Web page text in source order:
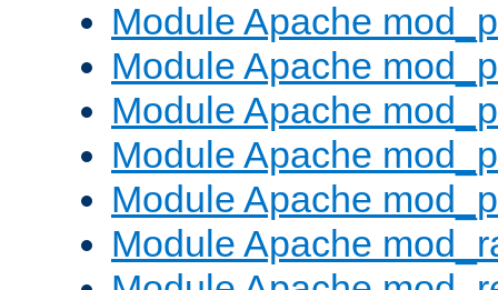
Module Apache
Module Apache
Module Apache
Module Apache
Module Apache
Module Apache